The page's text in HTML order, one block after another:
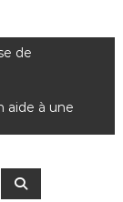
de
aide à une
R